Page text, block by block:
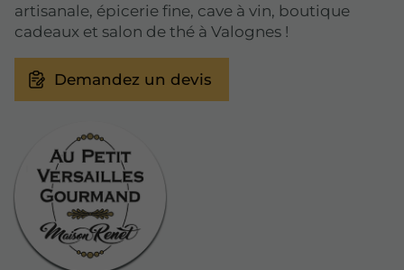
artisanale, épicerie fine, cave à vin, boutique
cadeaux et salon de thé à Valognes !
Demandez un devis